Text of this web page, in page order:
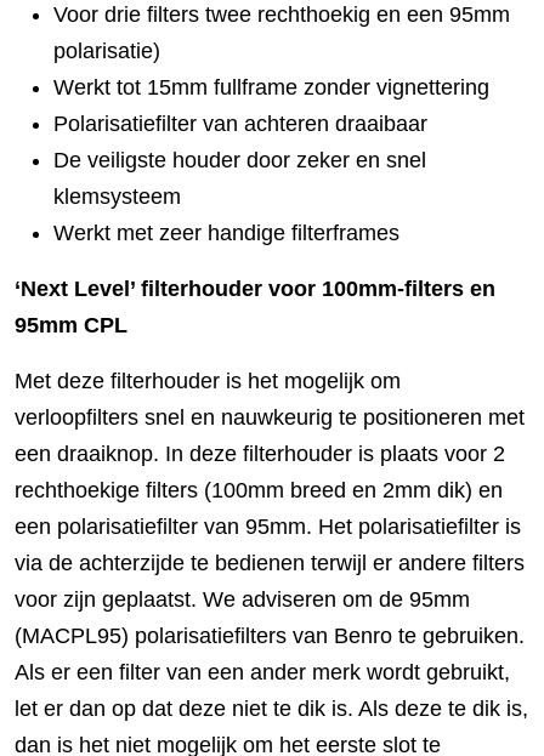
Voor drie filters twee rechthoekig en een 95mm
polarisatie)
Werkt tot 15mm fullframe zonder vignettering
Polarisatiefilter van achteren draaibaar
De veiligste houder door zeker en snel
klemsysteem
Werkt met zeer handige filterframes
‘Next Level’ filterhouder voor 100mm-filters en
95mm CPL
Met deze filterhouder is het mogelijk om
verloopfilters snel en nauwkeurig te positioneren met
een draaiknop. In deze filterhouder is plaats voor 2
rechthoekige filters (100mm breed en 2mm dik) en
een polarisatiefilter van 95mm. Het polarisatiefilter is
via de achterzijde te bedienen terwijl er andere filters
voor zijn geplaatst. We adviseren om de 95mm
(MACPL95) polarisatiefilters van Benro te gebruiken.
Als er een filter van een ander merk wordt gebruikt,
let er dan op dat deze niet te dik is. Als deze te dik is,
dan is het niet mogelijk om het eerste slot te